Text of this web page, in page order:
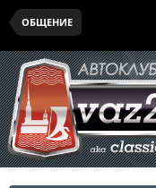
ОБЩЕНИЕ